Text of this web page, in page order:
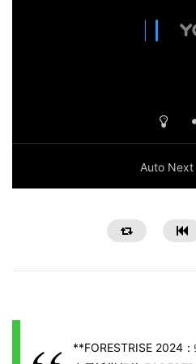
Auto Next
**FORESTRISE 2024